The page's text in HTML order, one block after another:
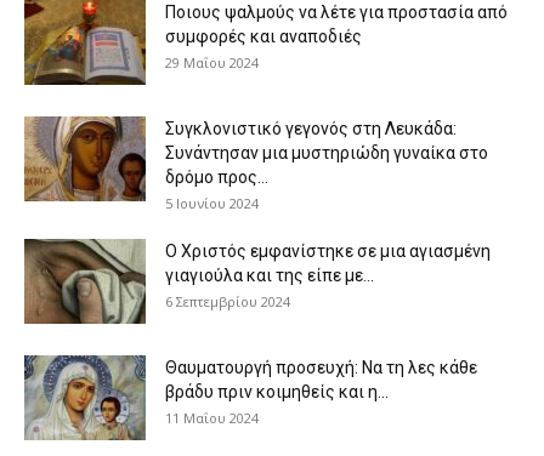
Ποιους ψαλμούς να λέτε για προστασία από
συμφορές και αναποδιές
29 Μαΐου 2024
Συγκλονιστικό γεγονός στη Λευκάδα:
Συνάντησαν μια μυστηριώδη γυναίκα στο
δρόμο προς...
5 Ιουνίου 2024
Ο Χριστός εμφανίστηκε σε μια αγιασμένη
γιαγιούλα και της είπε με...
6 Σεπτεμβρίου 2024
Θαυματουργή προσευχή: Να τη λες κάθε
βράδυ πριν κοιμηθείς και η...
11 Μαΐου 2024